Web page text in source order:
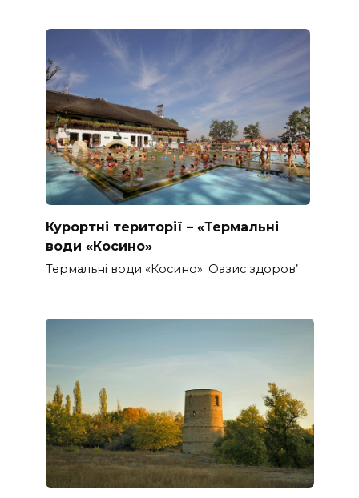
Курортні території – «Термальні
води «Косино»
Термальні води «Косино»: Оазис здоров’